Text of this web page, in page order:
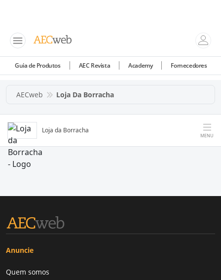
Guia de Produtos AEC Revista Academy Fornecedores
AECweb Loja Da Borracha
Loja da Borracha
MENU
Anuncie
Quem somos